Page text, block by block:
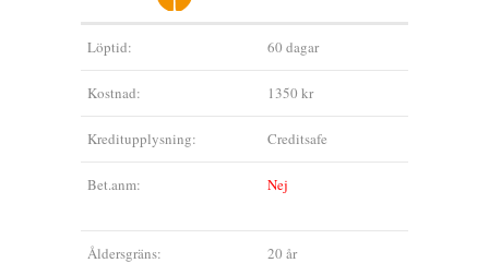
Löptid: 60 dagar
Kostnad: 1350 kr
Kreditupplysning: Creditsafe
Bet.anm: Nej
Åldersgräns: 20 år